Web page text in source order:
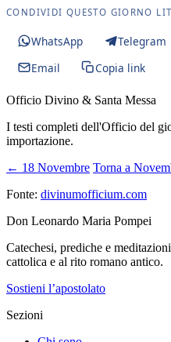
CONDIVIDI QUESTO GIORNO
WhatsApp Telegram
Email
Copia link
Officio Divino & Santa Messa
I testi completi dell'Officio del
importazione.
← 18 Novembre Torna a
Fonte: divinumofficium.com
Don Leonardo Maria Pompei
Catechesi, prediche e
cattolica e al rito romano antico.
Sostieni l’apostolato
Sezioni